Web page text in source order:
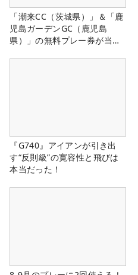
「潮来CC（茨城県）」＆「鹿
児島ガーデンGC（鹿児島
県）」の無料プレー券が当た
『G740』アイアンが引き出
す“反則級”の寛容性と飛びは
本当だった！